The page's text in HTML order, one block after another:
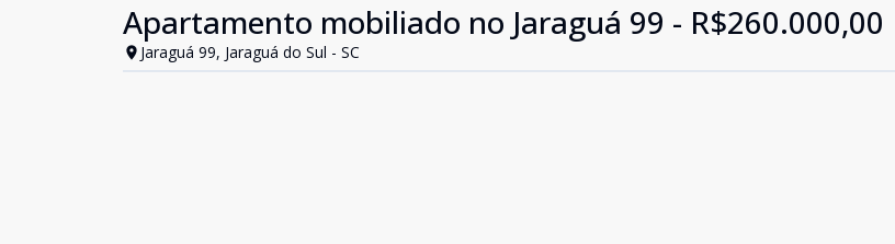
Apartamento mobiliado no Jaraguá 99 - R$260.000,00
Jaraguá 99, Jaraguá do Sul - SC